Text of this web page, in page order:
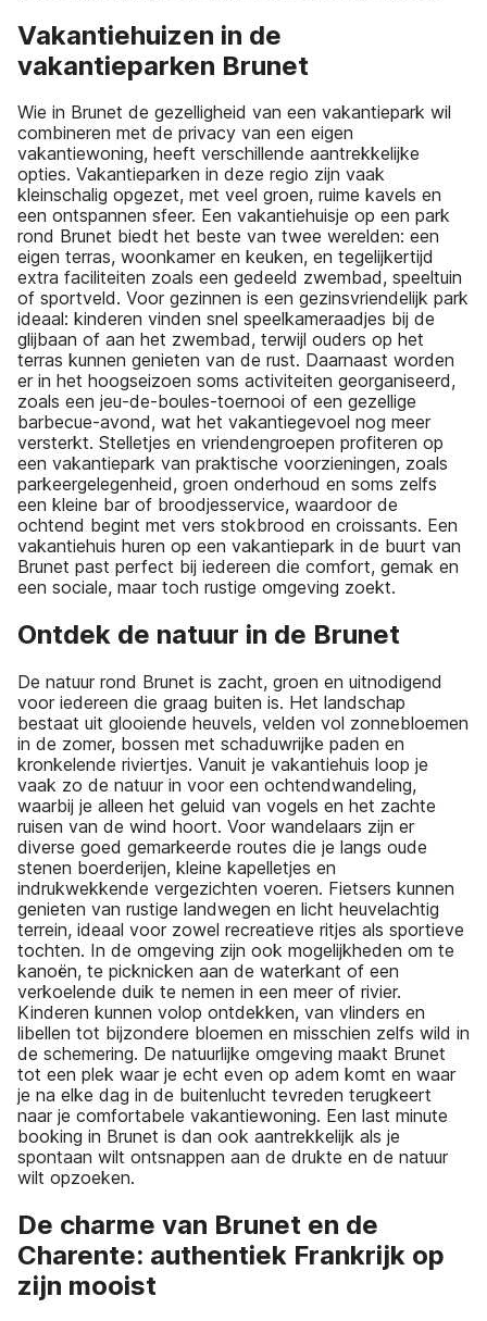
Vakantiehuizen in de
vakantieparken Brunet
Wie in Brunet de gezelligheid van een vakantiepark wil
combineren met de privacy van een eigen
vakantiewoning, heeft verschillende aantrekkelijke
opties. Vakantieparken in deze regio zijn vaak
kleinschalig opgezet, met veel groen, ruime kavels en
een ontspannen sfeer. Een vakantiehuisje op een park
rond Brunet biedt het beste van twee werelden: een
eigen terras, woonkamer en keuken, en tegelijkertijd
extra faciliteiten zoals een gedeeld zwembad, speeltuin
of sportveld. Voor gezinnen is een gezinsvriendelijk park
ideaal: kinderen vinden snel speelkameraadjes bij de
glijbaan of aan het zwembad, terwijl ouders op het
terras kunnen genieten van de rust. Daarnaast worden
er in het hoogseizoen soms activiteiten georganiseerd,
zoals een jeu-de-boules-toernooi of een gezellige
barbecue-avond, wat het vakantiegevoel nog meer
versterkt. Stelletjes en vriendengroepen profiteren op
een vakantiepark van praktische voorzieningen, zoals
parkeergelegenheid, groen onderhoud en soms zelfs
een kleine bar of broodjesservice, waardoor de
ochtend begint met vers stokbrood en croissants. Een
vakantiehuis huren op een vakantiepark in de buurt van
Brunet past perfect bij iedereen die comfort, gemak en
een sociale, maar toch rustige omgeving zoekt.
Ontdek de natuur in de Brunet
De natuur rond Brunet is zacht, groen en uitnodigend
voor iedereen die graag buiten is. Het landschap
bestaat uit glooiende heuvels, velden vol zonnebloemen
in de zomer, bossen met schaduwrijke paden en
kronkelende riviertjes. Vanuit je vakantiehuis loop je
vaak zo de natuur in voor een ochtendwandeling,
waarbij je alleen het geluid van vogels en het zachte
ruisen van de wind hoort. Voor wandelaars zijn er
diverse goed gemarkeerde routes die je langs oude
stenen boerderijen, kleine kapelletjes en
indrukwekkende vergezichten voeren. Fietsers kunnen
genieten van rustige landwegen en licht heuvelachtig
terrein, ideaal voor zowel recreatieve ritjes als sportieve
tochten. In de omgeving zijn ook mogelijkheden om te
kanoën, te picknicken aan de waterkant of een
verkoelende duik te nemen in een meer of rivier.
Kinderen kunnen volop ontdekken, van vlinders en
libellen tot bijzondere bloemen en misschien zelfs wild in
de schemering. De natuurlijke omgeving maakt Brunet
tot een plek waar je echt even op adem komt en waar
je na elke dag in de buitenlucht tevreden terugkeert
naar je comfortabele vakantiewoning. Een last minute
booking in Brunet is dan ook aantrekkelijk als je
spontaan wilt ontsnappen aan de drukte en de natuur
wilt opzoeken.
De charme van Brunet en de
Charente: authentiek Frankrijk op
zijn mooist